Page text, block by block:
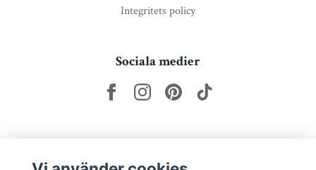
Integritets policy
Sociala medier